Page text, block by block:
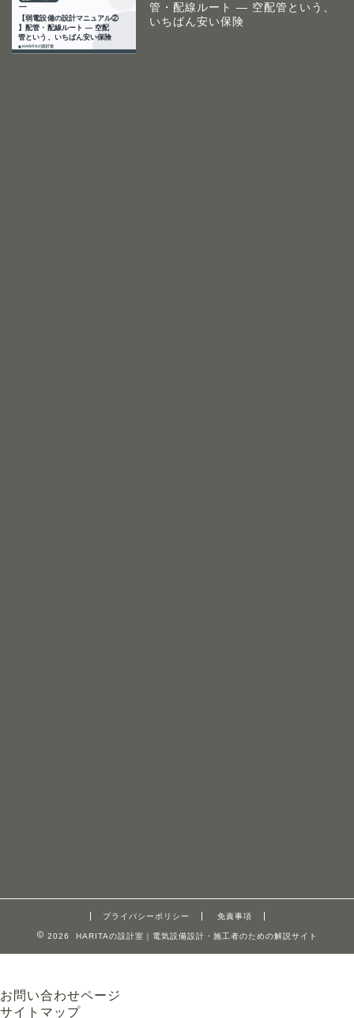
管・配線ルート ― 空配管という、
いちばん安い保険
プライバシーポリシー 免責事項
2026 HARITAの設計室｜電気設備設計・施工者のための解説サイト
お問い合わせページ
サイトマップ